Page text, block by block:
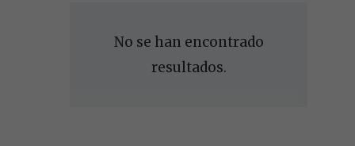
No se han encontrado
resultados.